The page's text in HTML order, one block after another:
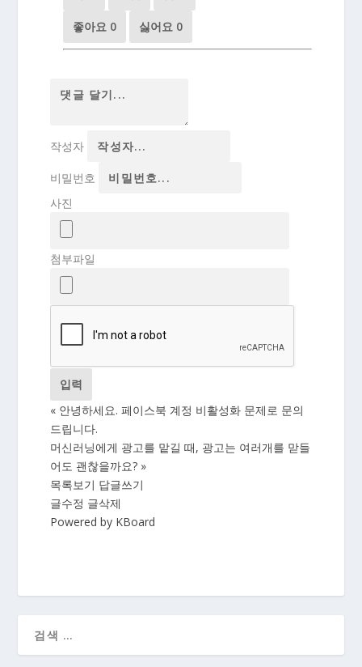
좋아요 0 싫어요 0
작성자
비밀번호
사진
첨부파일
« 안녕하세요. 페이스북 계정 비활성화 문제로 문의
드립니다.
머신러닝에게 광고를 맡길 때, 광고는 여러개를 맏들
어도 괜찮을까요? »
목록보기 답글쓰기
글수정 글삭제
Powered by KBoard